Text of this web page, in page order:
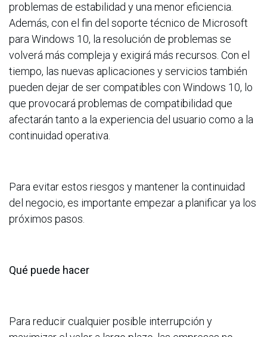
problemas de estabilidad y una menor eficiencia.
Además, con el fin del soporte técnico de Microsoft
para Windows 10, la resolución de problemas se
volverá más compleja y exigirá más recursos. Con el
tiempo, las nuevas aplicaciones y servicios también
pueden dejar de ser compatibles con Windows 10, lo
que provocará problemas de compatibilidad que
afectarán tanto a la experiencia del usuario como a la
continuidad operativa.
Para evitar estos riesgos y mantener la continuidad
del negocio, es importante empezar a planificar ya los
próximos pasos.
Qué puede hacer
Para reducir cualquier posible interrupción y